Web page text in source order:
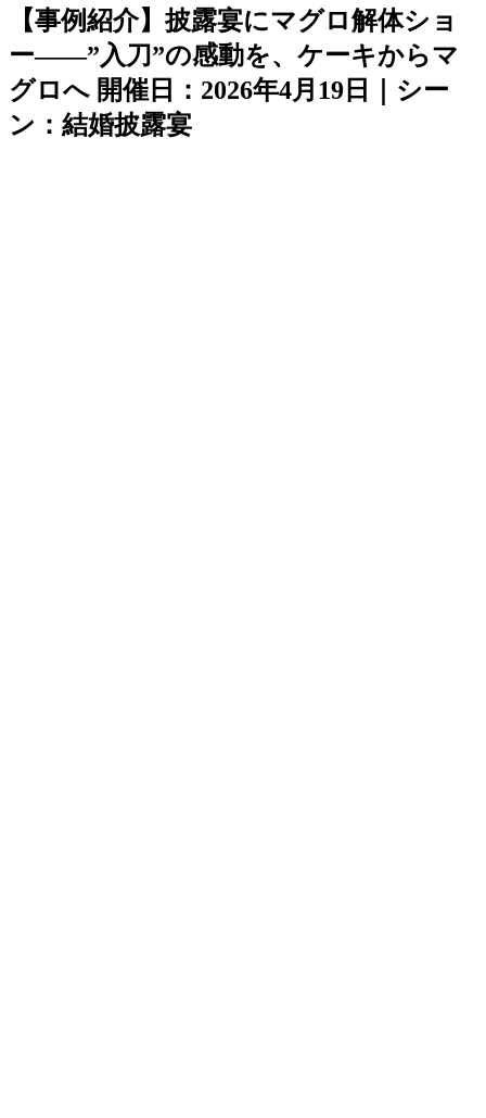
【事例紹介】披露宴にマグロ解体ショ
ー——”入刀”の感動を、ケーキからマ
グロへ 開催日：2026年4月19日｜シー
ン：結婚披露宴